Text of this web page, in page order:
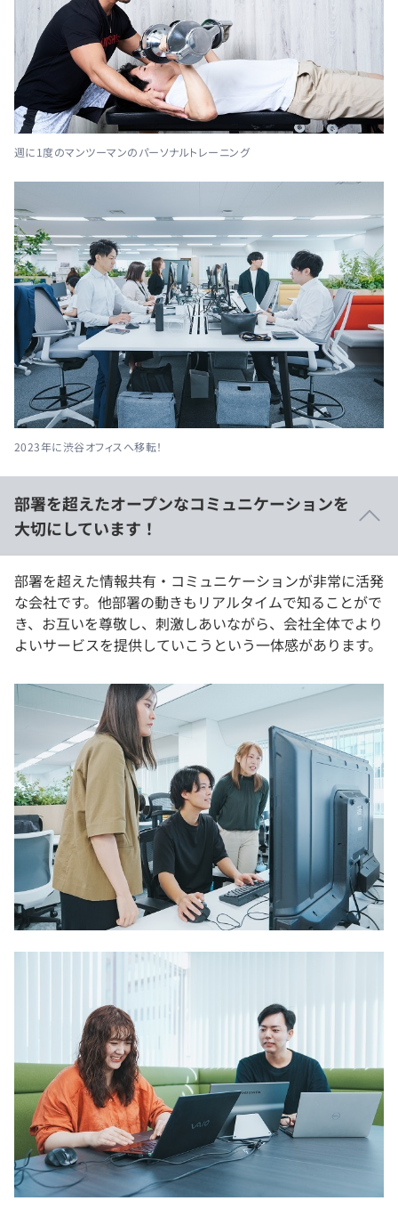
週に1度のマンツーマンのパーソナルトレーニング
2023年に渋谷オフィスへ移転！
部署を超えたオープンなコミュニケーションを
大切にしています！
部署を超えた情報共有・コミュニケーションが非常に活発
な会社です。他部署の動きもリアルタイムで知ることがで
き、お互いを尊敬し、刺激しあいながら、会社全体でより
よいサービスを提供していこうという一体感があります。